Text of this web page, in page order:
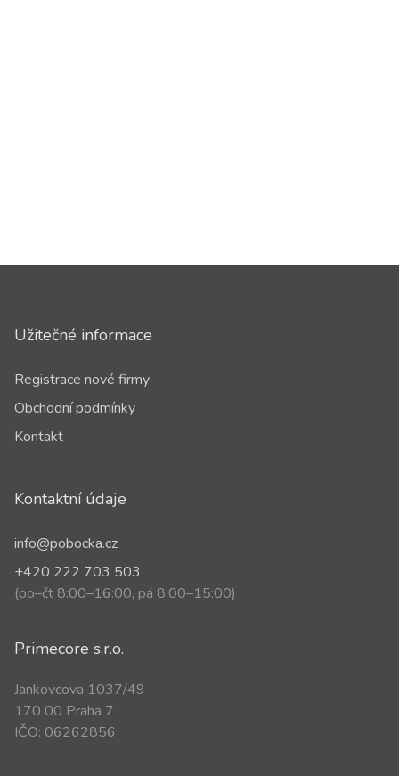
Užitečné informace
Registrace nové firmy
Obchodní podmínky
Kontakt
Kontaktní údaje
info@pobocka.cz
+420 222 703 503
(po–čt 8:00–16:00, pá 8:00–15:00)
Primecore s.r.o.
Jankovcova 1037/49
170 00 Praha 7
IČO: 06262856